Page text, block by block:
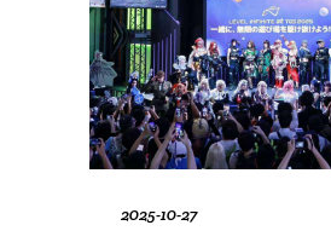
2025-10-27